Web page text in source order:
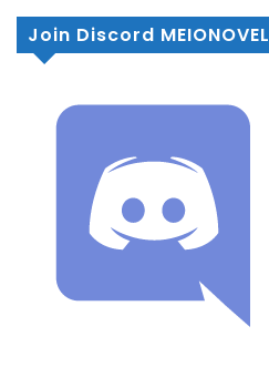
Join Discord MEIONOVEL